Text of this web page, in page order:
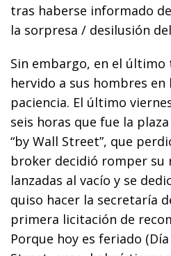
tras haberse informado
la sorpresa / desilusión
Sin embargo, en el
hervido a sus hombres en
paciencia. El último
seis horas que fue la
“by Wall Street”, que
broker decidió romper su
lanzadas al vacío y se
quiso hacer la secretaría
primera licitación de
Porque hoy es feriado